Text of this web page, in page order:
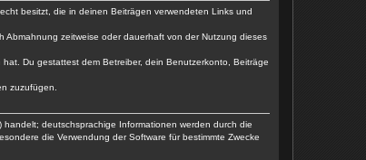
besitzt, die in deinen Beiträgen verwendeten Links und
zeitweise oder dauerhaft von der Nutzung dieses
Du gestattest dem Betreiber, dein Benutzerkonto, Beiträge
zuzufügen.
handelt; deutschsprachige Informationen werden durch die
die Verwendung der Software für bestimmte Zwecke